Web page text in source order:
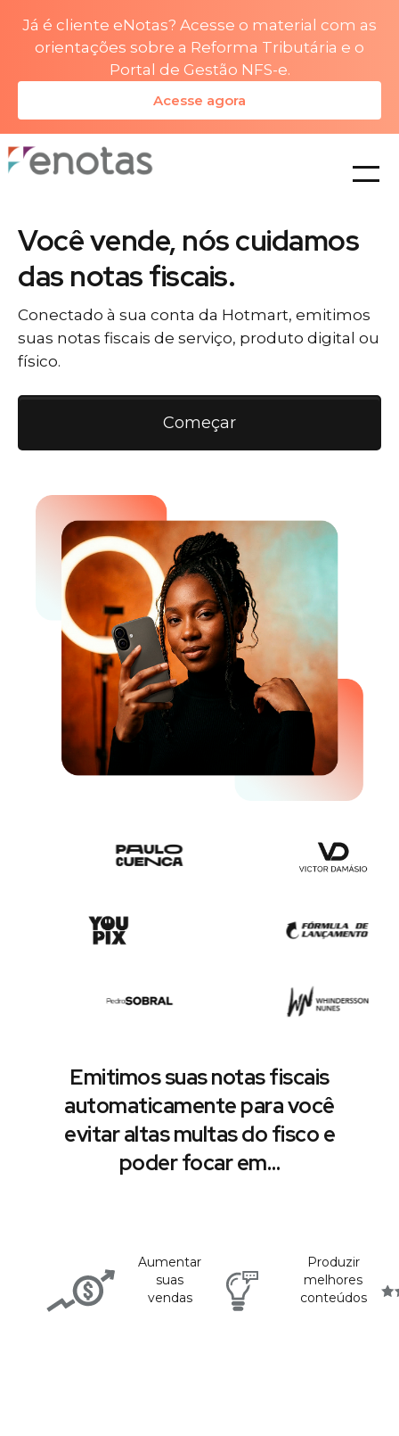
Já é cliente eNotas? Acesse o material com as
orientações sobre a Reforma Tributária e o
Portal de Gestão NFS-e.
Acesse agora
planos
Você vende, nós cuidamos
das notas fiscais.
Conectado à sua conta da Hotmart, emitimos
suas notas fiscais de serviço, produto digital ou
físico.
Começar
Emitimos suas notas fiscais
automaticamente para você
evitar altas multas do fisco e
poder focar em…
Aumentar
suas
vendas
Produzir
melhores
conteúdos